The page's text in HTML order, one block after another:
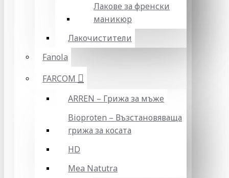
Лакове за френски
маникюр
Лакочистители
Fanola
FARCOM
ARREN – Грижа за мъже
Bioproten – Възстановяваща
грижа за косата
HD
Mea Natutra